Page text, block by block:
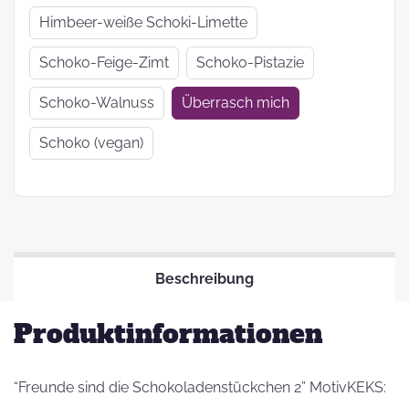
Himbeer-weiße Schoki-Limette
Schoko-Feige-Zimt Schoko-Pistazie
Schoko-Walnuss Überrasch mich
Schoko (vegan)
Beschreibung
Produktinformationen
“Freunde sind die Schokoladenstückchen 2” MotivKEKS: